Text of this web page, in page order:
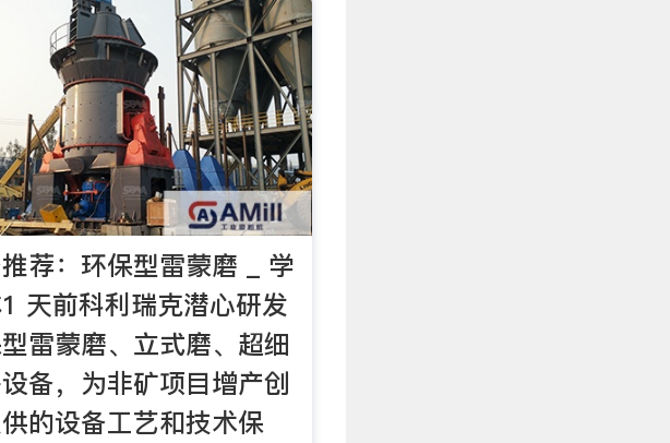
荐：环保型雷蒙磨 _ 学
天前科利瑞克潜心研发
雷蒙磨、立式磨、超细
备，为非矿项目增产创
的设备工艺和技术保